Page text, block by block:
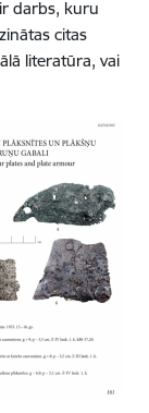
darbs, kuru
citas
literatūra, vai